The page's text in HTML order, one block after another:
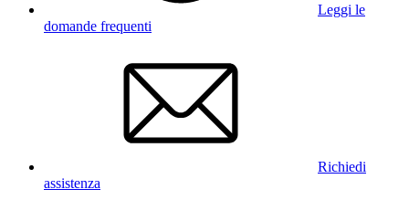
Leggi le
domande frequenti
Richiedi
assistenza